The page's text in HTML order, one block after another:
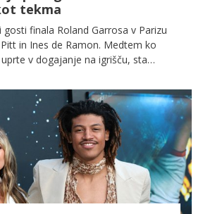
tekma
gosti finala Roland Garrosa v Parizu
in Ines de Ramon. Medtem ko
v dogajanje na igrišču, sta
in zaljubljenimi pogledi
njima še vedno iskri.